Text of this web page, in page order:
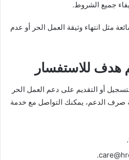
جميع الشروط.
مثل انتهاء وثيقة العمل الحر أو عدم
هدف للاستفسار
أو التقديم على دعم العمل الحر
صرف الدعم، يمكنك التواصل مع خدمة